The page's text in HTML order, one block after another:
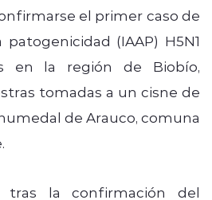
el primer caso de
(IAAP) H5N1
en la región de Biobío,
tomadas a un cisne de
de Arauco, comuna
tras la confirmación del